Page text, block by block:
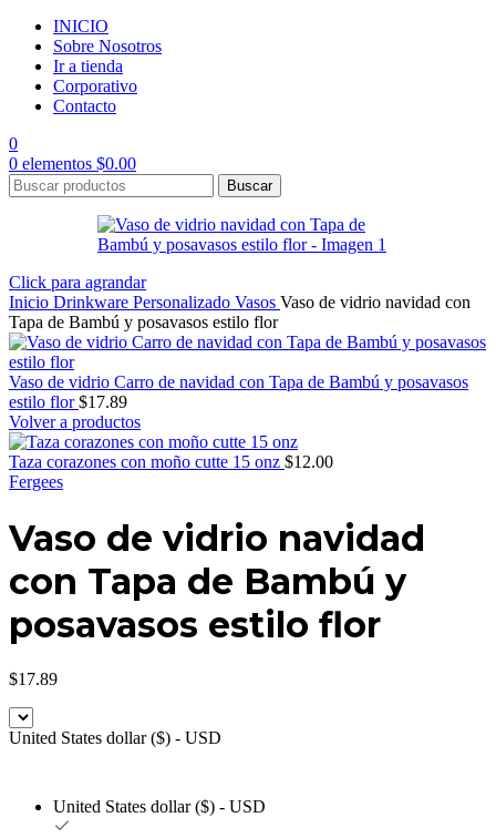
INICIO
Sobre Nosotros
Ir a tienda
Corporativo
Contacto
0
0 elementos $0.00
Buscar
Click para agrandar
Inicio Drinkware Personalizado Vasos Vaso de vidrio navidad con
Tapa de Bambú y posavasos estilo flor
Vaso de vidrio Carro de navidad con Tapa de Bambú y posavasos
estilo flor$17.89
Volver a productos
Taza corazones con moño cutte 15 onz $12.00
Fergees
Vaso de vidrio navidad
con Tapa de Bambú y
posavasos estilo flor
$17.89
United States dollar ($) - USD
United States dollar ($) - USD